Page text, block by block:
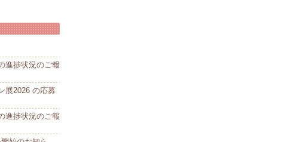
進捗状況のご報
展2026 の応募
進捗状況のご報